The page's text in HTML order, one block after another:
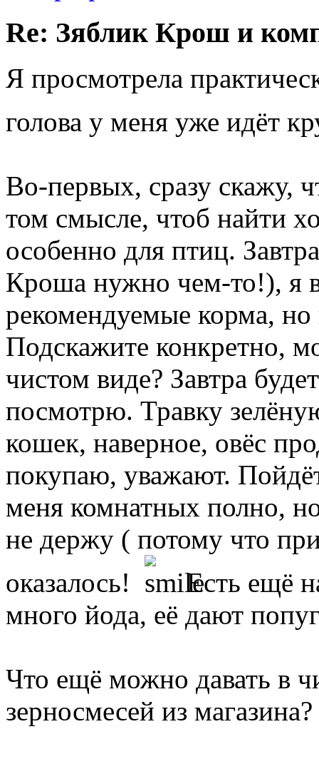
Re: Зяблик Крош и
Я просмотрела
голова у меня уже идёт
Во-первых, сразу скажу,
том смысле, чтоб найти
особенно для птиц.
Кроша нужно чем-то!), я
рекомендуемые корма,
Подскажите конкретно,
чистом виде? Завтра
посмотрю. Травку
кошек, наверное, овёс
покупаю, уважают.
меня комнатных полно,
не держу ( потому что
оказалось!
Есть ещё
много йода, её дают
Что ещё можно давать в
зерносмесей из магазина?